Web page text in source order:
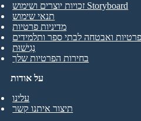
על אודות
עלינו
תיצור איתנו קשר
זכויות יוצרים ושימוש Storyboard
תנאי שימוש
מדיניות פרטיות
פרטיות ואבטחה לבתי ספר ותלמידים
נְגִישׁוּת
בחירות הפרטיות שלך